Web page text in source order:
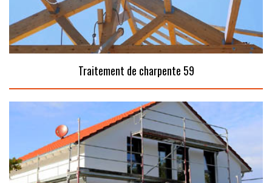
Traitement de charpente 59